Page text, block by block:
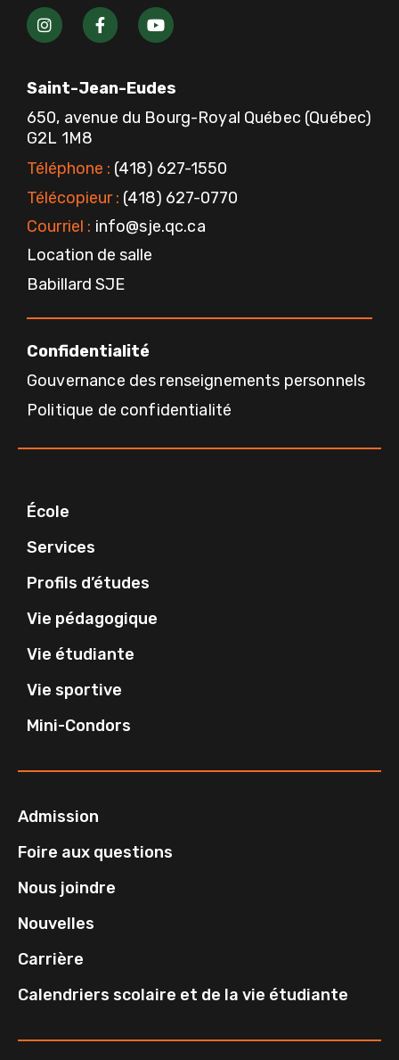
I
n
s
a
g
r
a
m
F
a
c
o
o
k
Y
o
u
u
b
e
Saint-Jean-Eudes
650, avenue du Bourg-Royal Québec (Québec)
G2L 1M8
Téléphone : (418) 627-1550
Télécopieur : (418) 627-0770
Courriel : info@sje.qc.ca
Location de salle
Babillard SJE
Confidentialité
Gouvernance des renseignements personnels
Politique de confidentialité
École
Services
Profils d’études
Vie pédagogique
Vie étudiante
Vie sportive
Mini-Condors
Admission
Foire aux questions
Nous joindre
Nouvelles
Carrière
Calendriers scolaire et de la vie étudiante